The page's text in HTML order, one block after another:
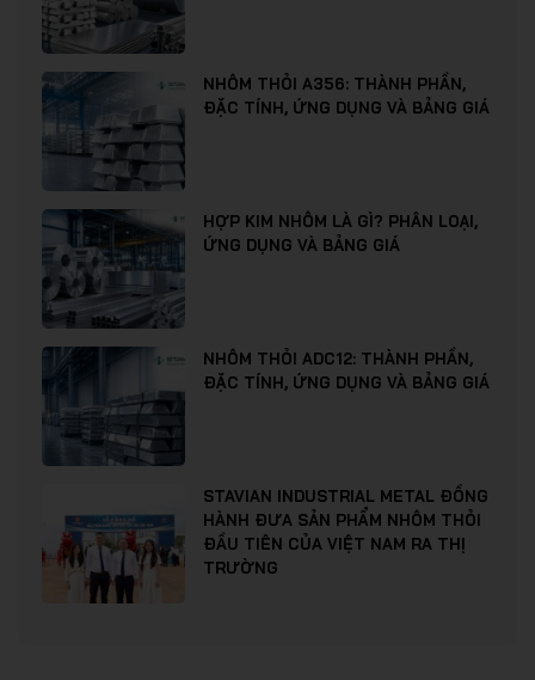
NHÔM THỎI A356: THÀNH PHẦN,
ĐẶC TÍNH, ỨNG DỤNG VÀ BẢNG GIÁ
HỢP KIM NHÔM LÀ GÌ? PHÂN LOẠI,
ỨNG DỤNG VÀ BẢNG GIÁ
NHÔM THỎI ADC12: THÀNH PHẦN,
ĐẶC TÍNH, ỨNG DỤNG VÀ BẢNG GIÁ
STAVIAN INDUSTRIAL METAL ĐỒNG
HÀNH ĐƯA SẢN PHẨM NHÔM THỎI
ĐẦU TIÊN CỦA VIỆT NAM RA THỊ
TRƯỜNG